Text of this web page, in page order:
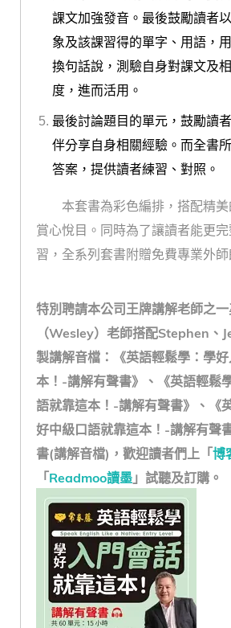
課文加強發音。最後鼓勵讀者
象及該課習得的單字、用語，
換句話說，測驗自身對課文及
度，進而活用。
最後討論題目的單元，鼓勵讀
伴分享自身相關經驗。而全書
答案，提供讀者練習、對照。
本套書為彩色編排，搭配精美
賞心悅目。同時為了讓讀者能更
習，全系列套書附贈免費專業外師
特別 聘請本公司王牌講解老師之
（Wesley）老師搭配Stephen、
製講解音檔：《英語輕鬆學：學
本！-講解有聲書》、《英語輕鬆
語就靠這本！-講解有聲書》、《
好中級口語就靠這本！-講解有聲
書(講解音檔)，歡迎讀者們上「博
「 Readmoo讀墨 」試聽及訂購。